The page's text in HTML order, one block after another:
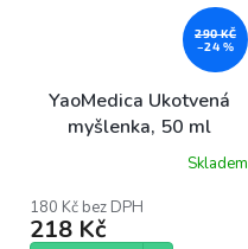
290 KČ
–24 %
YaoMedica Ukotvená
myšlenka, 50 ml
Skladem
180 Kč bez DPH
218 Kč